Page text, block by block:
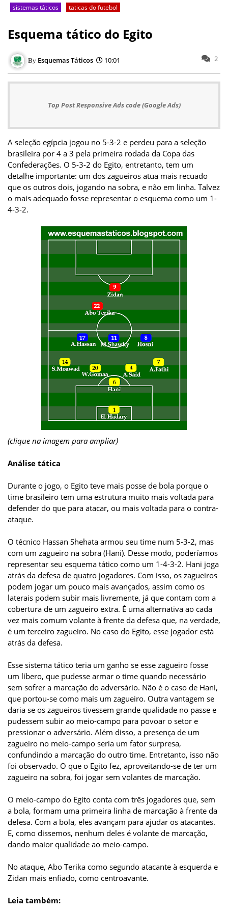
sistemas táticos
taticas do futebol
Esquema tático do Egito
Esquemas Táticos 10:01 2
Top Post Responsive Ads code (Google Ads)
A seleção egípcia jogou no 5-3-2 e perdeu para a seleção
brasileira por 4 a 3 pela primeira rodada da Copa das
Confederações. O 5-3-2 do Egito, entretanto, tem um
detalhe importante: um dos zagueiros atua mais recuado
que os outros dois, jogando na sobra, e não em linha. Talvez
o mais adequado fosse representar o esquema como um 1-
4-3-2.
(clique na imagem para ampliar)
Análise tática
Durante o jogo, o Egito teve mais posse de bola porque o
time brasileiro tem uma estrutura muito mais voltada para
defender do que para atacar, ou mais voltada para o contra-
ataque.
O técnico Hassan Shehata armou seu time num 5-3-2, mas
com um zagueiro na sobra (Hani). Desse modo, poderíamos
representar seu esquema tático como um 1-4-3-2. Hani joga
atrás da defesa de quatro jogadores. Com isso, os zagueiros
podem jogar um pouco mais avançados, assim como os
laterais podem subir mais livremente, já que contam com a
cobertura de um zagueiro extra. É uma alternativa ao cada
vez mais comum volante à frente da defesa que, na verdade,
é um terceiro zagueiro. No caso do Egito, esse jogador está
atrás da defesa.
Esse sistema tático teria um ganho se esse zagueiro fosse
um líbero, que pudesse armar o time quando necessário
sem sofrer a marcação do adversário. Não é o caso de Hani,
que portou-se como mais um zagueiro. Outra vantagem se
daria se os zagueiros tivessem grande qualidade no passe e
pudessem subir ao meio-campo para povoar o setor e
pressionar o adversário. Além disso, a presença de um
zagueiro no meio-campo seria um fator surpresa,
confundindo a marcação do outro time. Entretanto, isso não
foi observado. O que o Egito fez, aproveitando-se de ter um
zagueiro na sobra, foi jogar sem volantes de marcação.
O meio-campo do Egito conta com três jogadores que, sem
a bola, formam uma primeira linha de marcação à frente da
defesa. Com a bola, eles avançam para ajudar os atacantes.
E, como dissemos, nenhum deles é volante de marcação,
dando maior qualidade ao meio-campo.
No ataque, Abo Terika como segundo atacante à esquerda e
Zidan mais enfiado, como centroavante.
Leia também: